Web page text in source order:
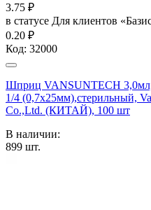
3.75 ₽
в статусе Для клиентов
0.20 ₽
Код: 32000
Шприц VANSUNTECH
1/4 (0,7х25мм),стерильный,
Co.,Ltd. (КИТАЙ), 100 шт
В наличии:
899 шт.